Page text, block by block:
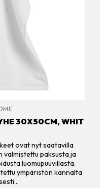
30X50CM, WHIT
ovat nyt saatavilla
valmistettu paksusta ja
luomupuuvillasta.
ympäristön kannalta